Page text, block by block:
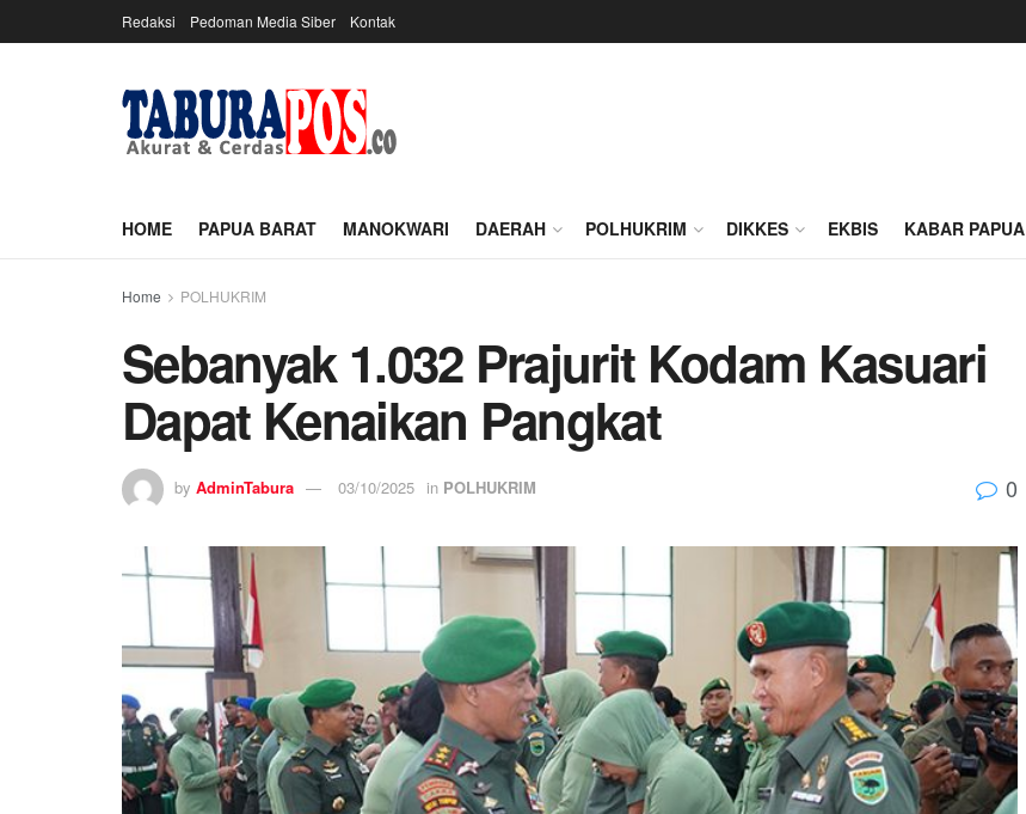
Redaksi Pedoman Media Siber Kontak
HOME PAPUA BARAT MANOKWARI DAERAH POLHUKRIM DIKKES EKBIS KABAR PAPUA
Home POLHUKRIM
Sebanyak 1.032 Prajurit Kodam Kasuari
Dapat Kenaikan Pangkat
by AdminTabura 03/10/2025 in POLHUKRIM 0